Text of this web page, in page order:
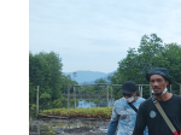
WN
SULBAR